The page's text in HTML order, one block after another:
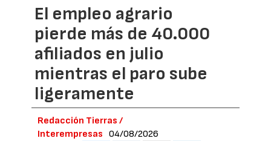
El empleo agrario
pierde más de 40.000
afiliados en julio
mientras el paro sube
ligeramente
Redacción Tierras /
Interempresas
04/08/2026